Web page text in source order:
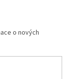
o nových